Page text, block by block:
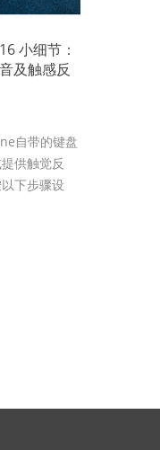
小细节：
及触感反
自带的键盘
供触觉反
下步骤设